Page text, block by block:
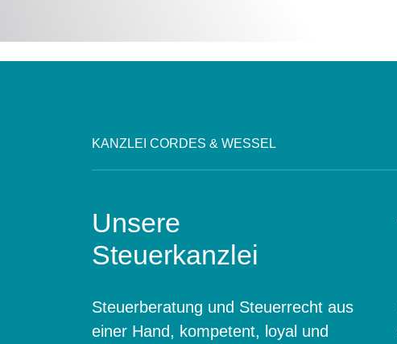
KANZLEI CORDES & WESSEL
Unsere
Steuerkanzlei
Steuerberatung und Steuerrecht aus
einer Hand, kompetent, loyal und